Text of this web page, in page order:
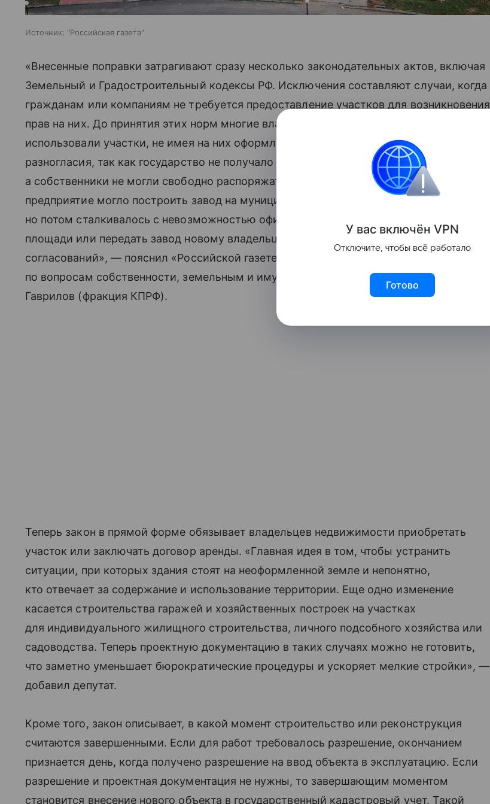
Источник: "Российская газета"
«Внесенные поправки затрагивают сразу несколько законодательных актов, включая
Земельный и Градостроительный кодексы РФ. Исключения составляют случаи, когда
гражданам или компаниям не требуется предоставление участков для возникновения
прав на них. До принятия этих норм многие владельцы зданий фактически
использовали участки, не имея на них оформленных прав. В результате возникали
разногласия, так как государство не получало арендную плату или налоги,
а собственники не могли свободно распоряжаться своими объектами. Например,
предприятие могло построить завод на муниципальной земле и не платить за нее,
но потом сталкивалось с невозможностью официально расширить производственные
площади или передать завод новому владельцу без долгих нередко судебных
согласований», — пояснил «Российской газете» председатель Комитета Госдумы
по вопросам собственности, земельным и имущественным отношениям Сергей
Гаврилов (фракция КПРФ).
Теперь закон в прямой форме обязывает владельцев недвижимости приобретать
участок или заключать договор аренды. «Главная идея в том, чтобы устранить
ситуации, при которых здания стоят на неоформленной земле и непонятно,
кто отвечает за содержание и использование территории. Еще одно изменение
касается строительства гаражей и хозяйственных построек на участках
для индивидуального жилищного строительства, личного подсобного хозяйства или
садоводства. Теперь проектную документацию в таких случаях можно не готовить,
что заметно уменьшает бюрократические процедуры и ускоряет мелкие стройки», —
добавил депутат.
Кроме того, закон описывает, в какой момент строительство или реконструкция
считаются завершенными. Если для работ требовалось разрешение, окончанием
признается день, когда получено разрешение на ввод объекта в эксплуатацию. Если
разрешение и проектная документация не нужны, то завершающим моментом
становится внесение нового объекта в государственный кадастровый учет. Такой
У вас включён VPN
Отключите, чтобы всё работало
Готово